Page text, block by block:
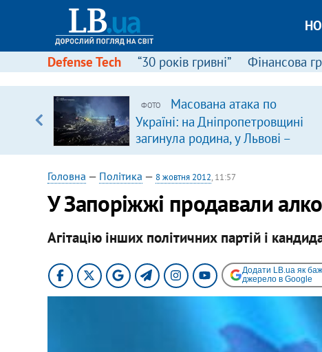
Defense Tech “30 років гривні” Фінансова
ФОТО
Масована атака по
Україні: на Дніпропетровщині
загинула родина, у Львові –
удар по багатоповерхівках
(доповнюється)
Головна — Політика — 8 жовтня 2012, 11:57
У Запоріжжі продавали
Агітацію інших політичних партій і
Додати LB.ua як
джерело в Google